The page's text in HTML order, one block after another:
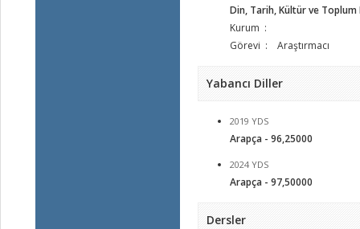
Din, Tarih, Kültür ve Toplum
Kurum :
Görevi : Araştırmacı
Yabancı Diller
2019 YDS
Arapça - 96,25000
2024 YDS
Arapça - 97,50000
Dersler